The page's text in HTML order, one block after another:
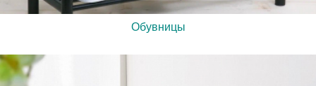
Обувницы